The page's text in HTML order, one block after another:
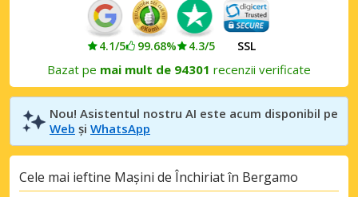
4.1/5 99.68% 4.3/5 SSL
Bazat pe mai mult de 94301 recenzii verificate
Nou! Asistentul nostru AI este acum disponibil pe
Web și WhatsApp
Cele mai ieftine Mașini de Închiriat în Bergamo